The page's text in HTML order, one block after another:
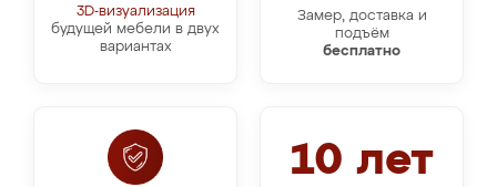
3D-визуализация
будущей мебели в двух
вариантах
Замер, доставка и
подъём
бесплатно
10 лет